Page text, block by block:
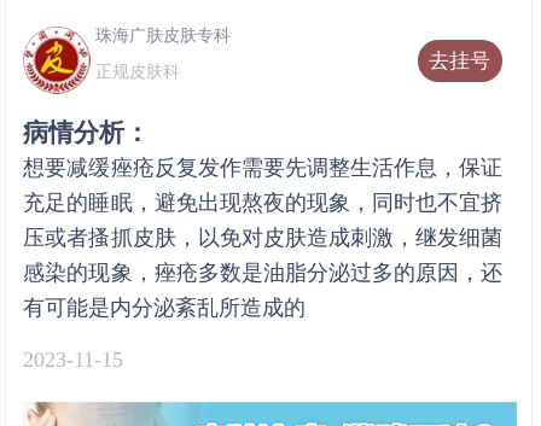
去挂号
珠海广肤皮肤专科
正规皮肤科
病情分析：
想要减缓痤疮反复发作需要先调整生活作息，保证
充足的睡眠，避免出现熬夜的现象，同时也不宜挤
压或者搔抓皮肤，以免对皮肤造成刺激，继发细菌
感染的现象，痤疮多数是油脂分泌过多的原因，还
有可能是内分泌紊乱所造成的
2023-11-15